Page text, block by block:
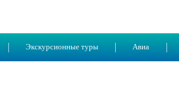
Экскурсионные туры Авиа